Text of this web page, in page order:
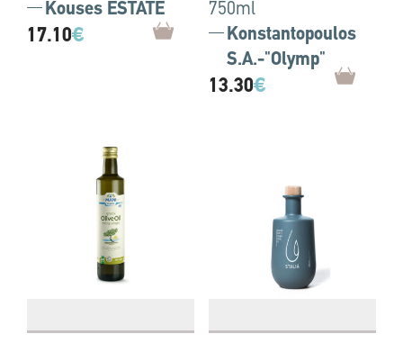
Kouses ESTATE
17.10€
750ml
Konstantopoulos
S.A.-"Olymp"
13.30€